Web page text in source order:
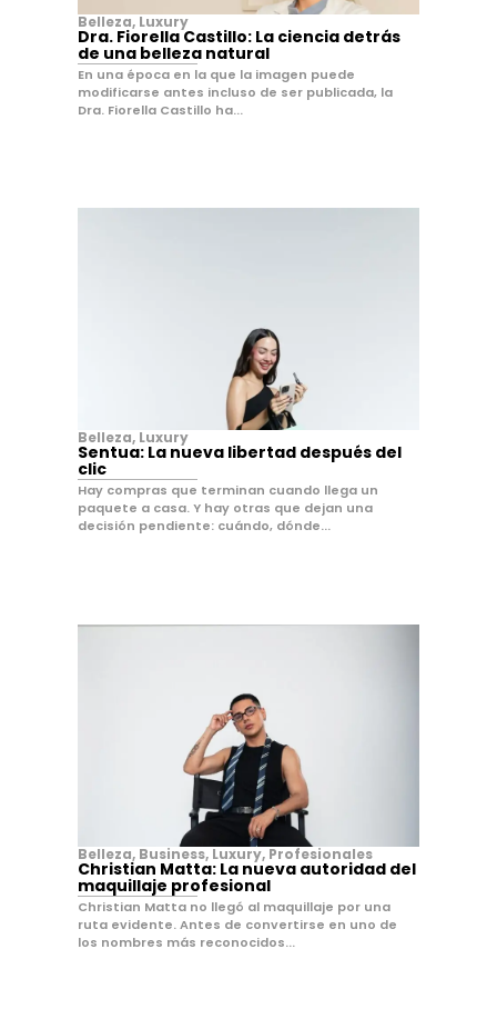
Belleza, Luxury
Dra. Fiorella Castillo: La ciencia detrás
de una belleza natural
En una época en la que la imagen puede
modificarse antes incluso de ser publicada, la
Dra. Fiorella Castillo ha...
Belleza, Luxury
Sentua: La nueva libertad después del
clic
Hay compras que terminan cuando llega un
paquete a casa. Y hay otras que dejan una
decisión pendiente: cuándo, dónde...
Belleza, Business, Luxury, Profesionales
Christian Matta: La nueva autoridad del
maquillaje profesional
Christian Matta no llegó al maquillaje por una
ruta evidente. Antes de convertirse en uno de
los nombres más reconocidos...